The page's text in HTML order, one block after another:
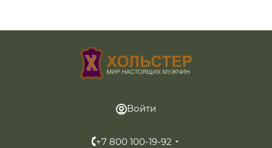
Войти
+7 800 100-19-92